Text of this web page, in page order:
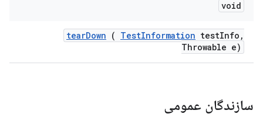
void
tearDown ( TestInformation testInfo ,
Throwable e)
سازندگان عمومی